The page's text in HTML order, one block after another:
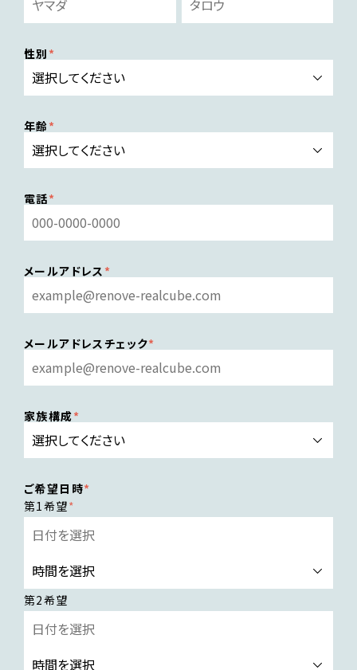
性別
年齢
電話
メールアドレス
メールアドレスチェック
家族構成
ご希望日時
第1希望
第2希望